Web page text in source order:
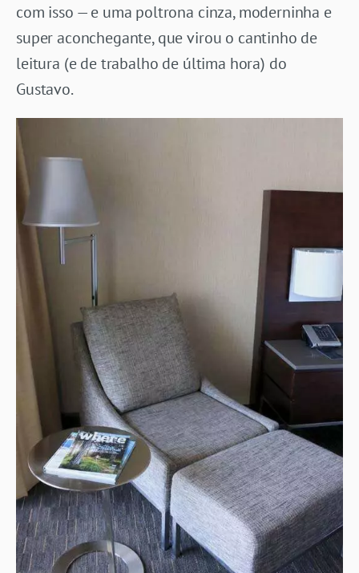
com isso — e uma poltrona cinza, moderninha e
super aconchegante, que virou o cantinho de
leitura (e de trabalho de última hora) do
Gustavo.